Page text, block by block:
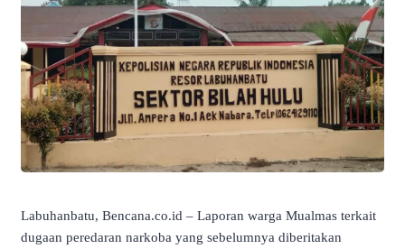
Labuhanbatu, Bencana.co.id – Laporan warga Mualmas terkait
dugaan peredaran narkoba yang sebelumnya diberitakan